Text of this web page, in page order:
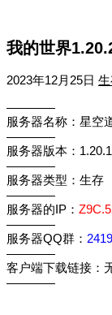
我的世界
2023年12月25日
————
服务器名称：星空
————
服务器版本：1.20.1
————
服务器类型：生存
————
服务器的IP：
————
服务器QQ群：
————
客户端下载链接：
————